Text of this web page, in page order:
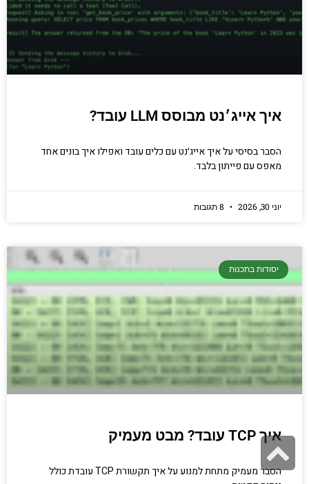
איך אייג׳נט מבוסס LLM עובד?
הסבר בסיסי על איך אייג׳נט עם כלים עובד ואפילו איך בונים אחד
מאפס עם פייתון בלבד.
יוני 30, 2026
יסודות בתכנות
איך TCP עובד? מבט מעמיק
הסבר מעמיק מתחת למנוע על איך תקשורת TCP עובדת כולל
גלילה
לראש